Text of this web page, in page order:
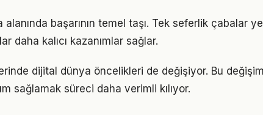
başarının temel taşı. Tek seferlik çabalar
daha kalıcı kazanımlar sağlar.
dijital dünya öncelikleri de değişiyor. Bu
sağlamak süreci daha verimli kılıyor.